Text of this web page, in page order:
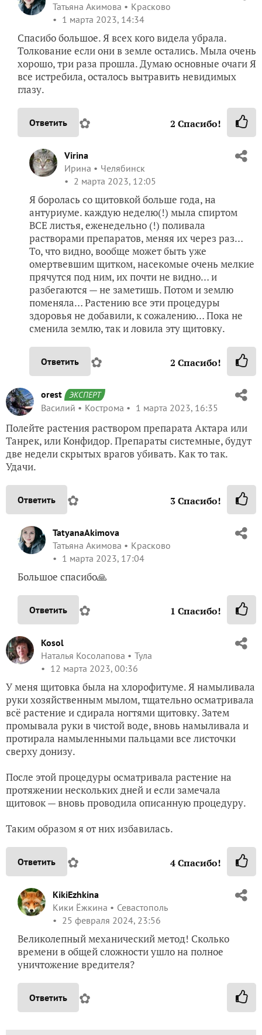
Татьяна Акимова
Красково
1 марта 2023, 14:34
Спасибо большое. Я всех кого видела убрала.
Толкование если они в земле остались. Мыла очень
хорошо, три раза прошла. Думаю основные очаги Я
все истребила, осталось вытравить невидимых
глазу.
Ответить ✿ 2 Спасибо!
Virina
Ирина
Челябинск
2 марта 2023, 12:05
Я боролась со щитовкой больше года, на
антуриуме. каждую неделю(!) мыла спиртом
ВСЕ листья, еженедельно (!) поливала
растворами препаратов, меняя их через раз…
То, что видно, вообще может быть уже
омертвевшим щитком, насекомые очень мелкие
прячутся под ним, их почти не видно… и
разбегаются — не заметишь. Потом и землю
поменяла… Растению все эти процедуры
здоровья не добавили, к сожалению… Пока не
сменила землю, так и ловила эту щитовку.
Ответить ✿ 2 Спасибо!
orest ЭКСПЕРТ
Василий Кострома 1 марта 2023, 16:35
Полейте растения раствором препарата Актара или
Танрек, или Конфидор. Препараты системные, будут
две недели скрытых врагов убивать. Как то так.
Удачи.
Ответить ✿ 3Спасибо!
TatyanaAkimova
Татьяна Акимова
Красково
1 марта 2023, 17:04
Большое спасибо🙏
Ответить ✿ 1 Спасибо!
Kosol
Наталья Косолапова
Тула
12 марта 2023, 00:36
У меня щитовка была на хлорофитуме. Я намыливала
руки хозяйственным мылом, тщательно осматривала
всё растение и сдирала ногтями щитовку. Затем
промывала руки в чистой воде, вновь намыливала и
протирала намыленными пальцами все листочки
сверху донизу.
После этой процедуры осматривала растение на
протяжении нескольких дней и если замечала
щитовок — вновь проводила описанную процедуру.
Таким образом я от них избавилась.
Ответить ✿ 4Спасибо!
KikiEzhkina
Кики Ёжкина
Севастополь
25 февраля 2024, 23:56
Великолепный механический метод! Сколько
времени в общей сложности ушло на полное
уничтожение вредителя?
Ответить ✿